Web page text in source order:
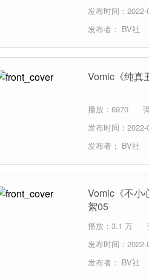
发布时间：
发布者： BV社
Vomic《纯真
播放：6970
发布时间：
发布者： BV社
Vomic《不小
絮05
播放：3.1 万
发布时间：
发布者： BV社